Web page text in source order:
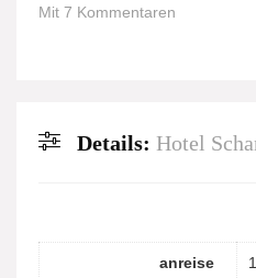
Mit 7 Kommentaren
Details: Hotel
anreise